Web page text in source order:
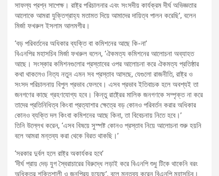
সাফল্য প্রশ্ন সাপেক্ষ। রাষ্ট্র পরিচালনার এবং সংসদীয় কার্যক্রম দীর্ঘ অভিজ্ঞতার
আলোকে আমরা যুক্তিগ্রাহ্য মতামত দিয়ে আমাদের দায়িত্ব পালন করেছি’, বলেন
মির্জা ফখরুল ইসলাম আলমগীর।
‘বড় পরিবর্তনের অধিকার ব্যক্তি বা কমিশনের আছে কি-না’
বিএনপির মহাসচিব মির্জা ফখরুল বলেন, ‘ঐকমত্য কমিশনের আলোচনা অব্যাহত
আছে। সংস্কার কমিশনগুলোর প্রস্তাবের ওপর আলোচনা করে ঐকমত্য প্রতিষ্ঠার
কথা থাকলেও নিত্য নতুন এমন সব প্রস্তাব আসছে, যেগুলো রাজনীতি, রাষ্ট্র ও
সংসদ পরিচালনায় বিপুল প্রভাব ফেলবে। এসব প্রভাব ইতিবাচক হলে অবশ্যই তা
জনগণের কাছে গ্রহণযোগ্য হবে। কিন্তু রাষ্ট্রের মালিক জনগণকে সম্পৃক্ত না করে
তাদের প্রতিনিধিত্ব কিংবা প্রত্যাশার ক্ষেত্রে বড় কোনও পরিবর্তন করার অধিকার
কোনও ব্যক্তি দল কিংবা কমিশনের আছে কিনা, তা বিবেচনায় নিতে হবে।’
তিনি উল্লেখ করেন, ‘এসব বিষয়ে সুস্পষ্ট কোনও প্রস্তাব নিয়ে আলোচনা শুরু হয়নি
বলে আমরা মন্তব্য করা থেকে বিরত থাকছি।’
‘সরকার দুর্বল হলে রাষ্ট্র অকার্যকর হবে’
‘দীর্ঘ প্রায় দেড় যুগ স্বৈরাচারের বিরুদ্ধে লড়াই করে বিএনপি শুধু টিকে থাকেনি বরং
অধিকতর শক্তিশালী ও জনপ্রিয় হয়েছে’, বলে মন্তব্য করেন বিএনপি মহাসচিব।